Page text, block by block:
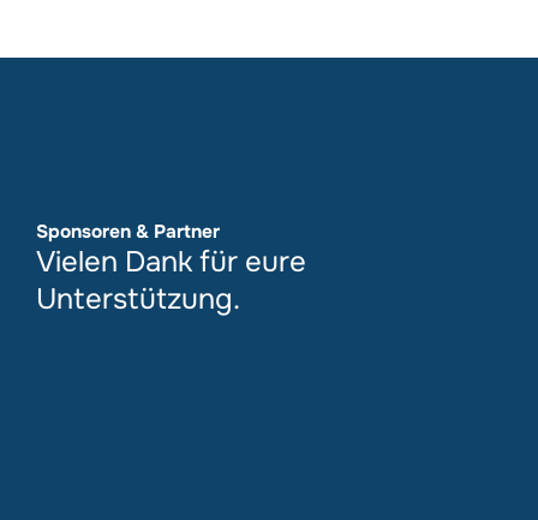
Sponsoren & Partner
Vielen Dank für eure
Unterstützung.